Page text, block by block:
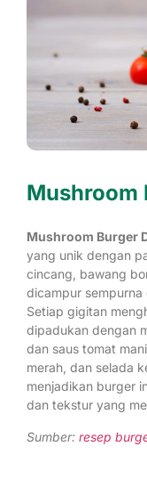
Mushroom
Mushroom Burger
yang unik dengan
cincang, bawang
dicampur
Setiap gigitan
dipadukan dengan
dan saus tomat
merah, dan selada
menjadikan burger
dan tekstur yang
Sumber: resep